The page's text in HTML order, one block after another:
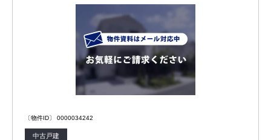
〔物件ID〕 0000034242
中古戸建